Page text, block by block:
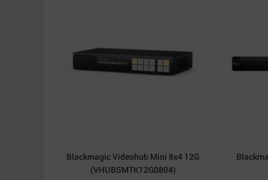
Blackmagic Videohub Mini 8x4 12G
(VHUBSMTK12G0804)